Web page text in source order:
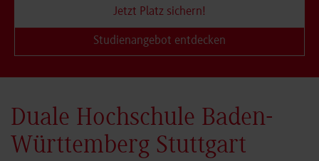
Jetzt Platz sichern!
Studienangebot entdecken
Duale Hochschule Baden-
Württemberg Stuttgart